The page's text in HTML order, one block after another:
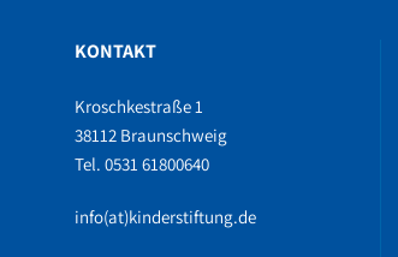
KONTAKT
Kroschkestraße 1
38112 Braunschweig
Tel. 0531 61800640
info(at)kinderstiftung.de